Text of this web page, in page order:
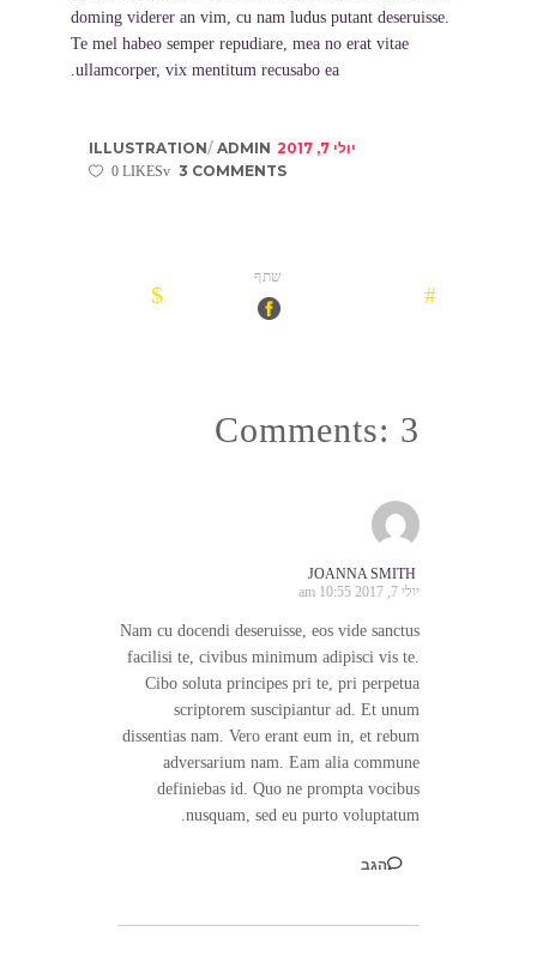
doming viderer an vim, cu nam ludus putant deseruisse.
Te mel habeo semper repudiare, mea no erat vitae
ullamcorper, vix mentitum recusabo ea.
יולי 7, 2017 ADMIN
ILLUSTRATION
3 COMMENTS
0 LIKES
שתף
Comments: 3
JOANNA SMITH
יולי 7, 2017 10:55 am
Nam cu docendi deseruisse, eos vide sanctus
facilisi te, civibus minimum adipisci vis te.
Cibo soluta principes pri te, pri perpetua
scriptorem suscipiantur ad. Et unum
dissentias nam. Vero erant eum in, et rebum
adversarium nam. Eam alia commune
definiebas id. Quo ne prompta vocibus
nusquam, sed eu purto voluptatum.
הגב